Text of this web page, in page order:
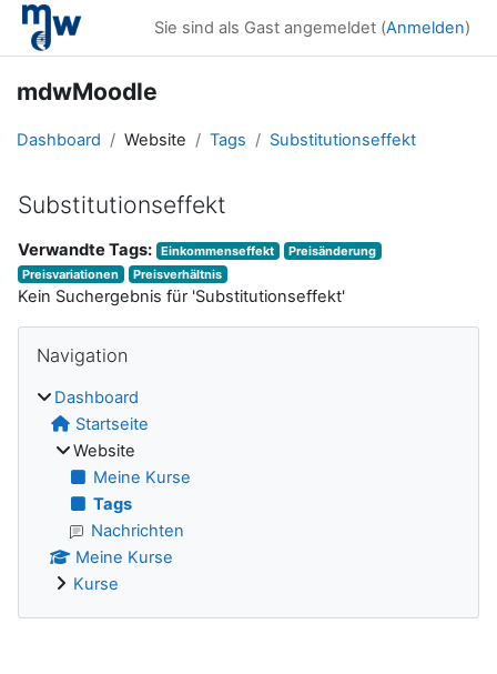
Zum Hauptinhalt
Sie sind als Gast angemeldet (Anmelden)
mdwMoodle
Dashboard Website Tags Substitutionseffekt
Substitutionseffekt
Verwandte Tags: Einkommenseffekt
Preisänderung
Preisvariationen
Preisverhältnis
Kein Suchergebnis für 'Substitutionseffekt'
Blöcke
Navigation
Dashboard
Startseite
Website
Meine Kurse
Tags
Nachrichten
Meine Kurse
Kurse